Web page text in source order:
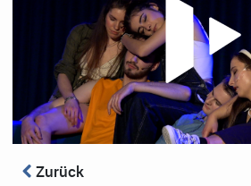
Zurück